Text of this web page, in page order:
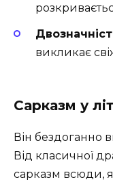
викликає
Сарказм у
Він бездоганно
Від класичної
сарказм всюди,